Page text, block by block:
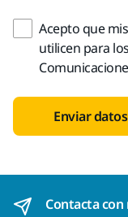
Acepto que
utilicen para
Enviar datos
Contacta